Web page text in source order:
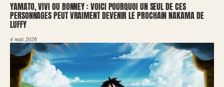
YAMATO, VIVI OU BONNEY : VOICI POURQUOI UN SEUL DE CES
PERSONNAGES PEUT VRAIMENT DEVENIR LE PROCHAIN NAKAMA DE
LUFFY
4 mai 2026